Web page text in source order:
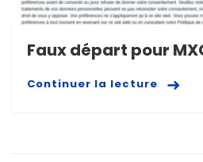
Faux départ pour
Continuer la lecture